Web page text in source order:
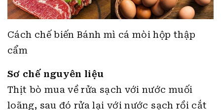
Cách chế biến Bánh mì cá mòi hộp thập